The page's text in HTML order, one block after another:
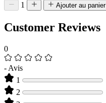
1
Ajouter au panier
Customer Reviews
0
- Avis
1
2